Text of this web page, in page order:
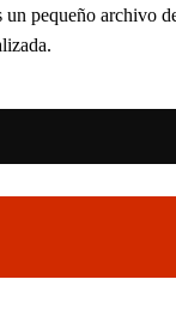
pequeño archivo